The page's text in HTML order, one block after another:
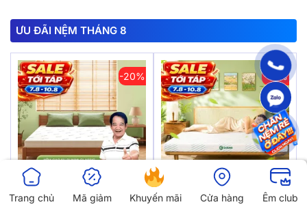
ƯU ĐÃI NỆM THÁNG 8
-20%
(Quà 8 Món) Nệm Cao Su
-12%
Nệm Gummi Signature –
Trang chủ Mã giảm Khuyến mãi Cửa hàng Êm club